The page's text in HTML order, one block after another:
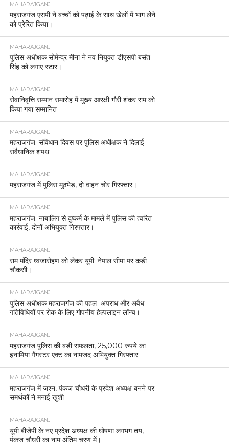
MAHARAJGANJ
महराजगंज एसपी ने बच्चों को पढ़ाई के साथ खेलों में भाग लेने
को प्रेरित किया।
MAHARAJGANJ
पुलिस अधीक्षक सोमेन्द्र मीना ने नव नियुक्त डीएसपी बसंत
सिंह को लगाए स्टार।
MAHARAJGANJ
सेवानिवृत्ति सम्मान समारोह में मुख्य आरक्षी गौरी शंकर राम को
किया गया सम्मानित
MAHARAJGANJ
महराजगंज: संविधान दिवस पर पुलिस अधीक्षक ने दिलाई
संवैधानिक शपथ
MAHARAJGANJ
महराजगंज में पुलिस मुठभेड़, दो वाहन चोर गिरफ्तार।
MAHARAJGANJ
महराजगंज: नाबालिग से दुष्कर्म के मामले में पुलिस की त्वरित
कार्रवाई, दोनों अभियुक्त गिरफ्तार।
MAHARAJGANJ
राम मंदिर ध्वजारोहण को लेकर यूपी–नेपाल सीमा पर कड़ी
चौकसी।
MAHARAJGANJ
पुलिस अधीक्षक महराजगंज की पहल अपराध और अवैध
गतिविधियों पर रोक के लिए गोपनीय हेल्पलाइन लॉन्च।
MAHARAJGANJ
महराजगंज पुलिस की बड़ी सफलता, 25,000 रुपये का
इनामिया गैंगस्टर एक्ट का नामजद अभियुक्त गिरफ्तार
MAHARAJGANJ
महराजगंज में जश्न, पंकज चौधरी के प्रदेश अध्यक्ष बनने पर
समर्थकों ने मनाई खुशी
MAHARAJGANJ
यूपी बीजेपी के नए प्रदेश अध्यक्ष की घोषणा लगभग तय,
पंकज चौधरी का नाम अंतिम चरण में।